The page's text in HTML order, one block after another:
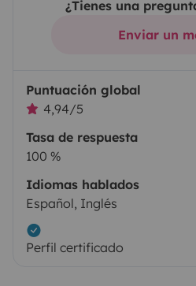
¿Tienes una
Enviar un
Puntuación global
4,94/5
Tasa de respuesta
100 %
Idiomas hablados
Español, Inglés
Perfil certificado